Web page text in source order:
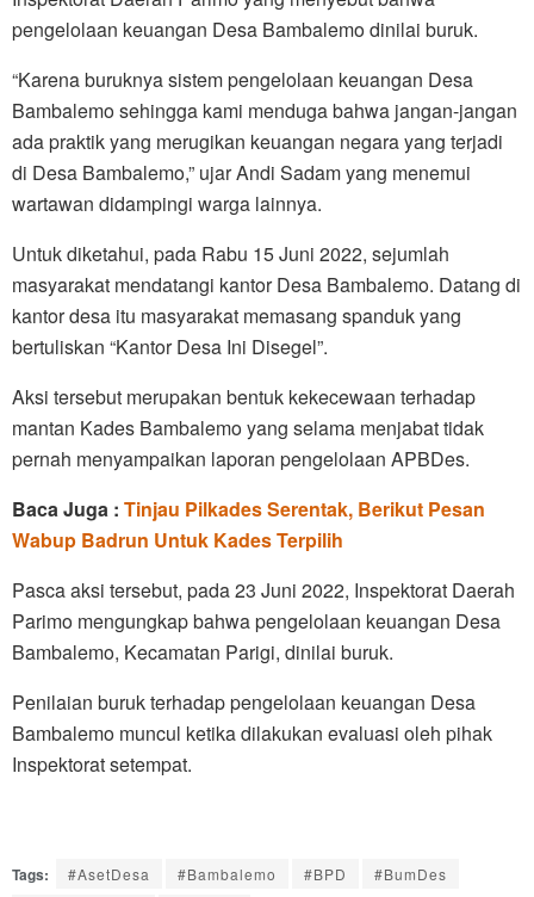
pengelolaan keuangan Desa Bambalemo dinilai buruk.
“Karena buruknya sistem pengelolaan keuangan Desa
Bambalemo sehingga kami menduga bahwa jangan-jangan
ada praktik yang merugikan keuangan negara yang terjadi
di Desa Bambalemo,” ujar Andi Sadam yang menemui
wartawan didampingi warga lainnya.
Untuk diketahui, pada Rabu 15 Juni 2022, sejumlah
masyarakat mendatangi kantor Desa Bambalemo. Datang di
kantor desa itu masyarakat memasang spanduk yang
bertuliskan “Kantor Desa Ini Disegel”.
Aksi tersebut merupakan bentuk kekecewaan terhadap
mantan Kades Bambalemo yang selama menjabat tidak
pernah menyampaikan laporan pengelolaan APBDes.
Baca Juga : Tinjau Pilkades Serentak, Berikut Pesan
Wabup Badrun Untuk Kades Terpilih
Pasca aksi tersebut, pada 23 Juni 2022, Inspektorat Daerah
Parimo mengungkap bahwa pengelolaan keuangan Desa
Bambalemo, Kecamatan Parigi, dinilai buruk.
Penilaian buruk terhadap pengelolaan keuangan Desa
Bambalemo muncul ketika dilakukan evaluasi oleh pihak
Inspektorat setempat.
Tags: #AsetDesa #Bambalemo #BPD
#BumDes